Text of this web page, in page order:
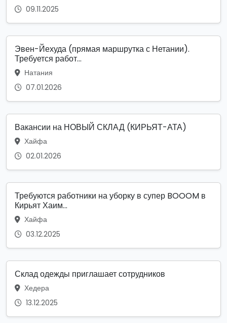
09.11.2025
Эвен-Йехуда (прямая маршрутка с Нетании).
Требуется работ...
Натания
07.01.2026
Вакансии на НОВЫЙ СКЛАД (КИРЬЯТ-АТА)
Хайфа
02.01.2026
Требуются работники на уборку в супер BOOOM в
Кирьят Хаим...
Хайфа
03.12.2025
Склад одежды приглашает сотрудников
Хедера
13.12.2025